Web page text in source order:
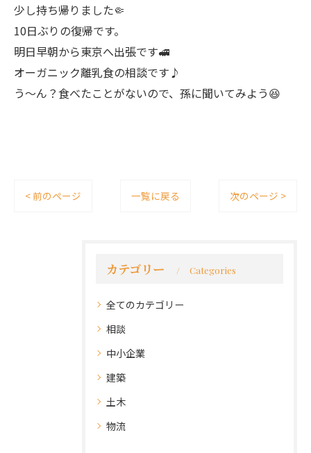
少し持ち帰りました🤏
10日ぶりの復帰です。
明日早朝から東京へ出張です🚅
オーガニック離乳食の相談です♪
う〜ん？食べたことがないので、孫に聞いてみよう😆
< 前のページ 一覧に戻る 次のページ >
カテゴリー Categories
全てのカテゴリー
相談
中小企業
建築
土木
物流